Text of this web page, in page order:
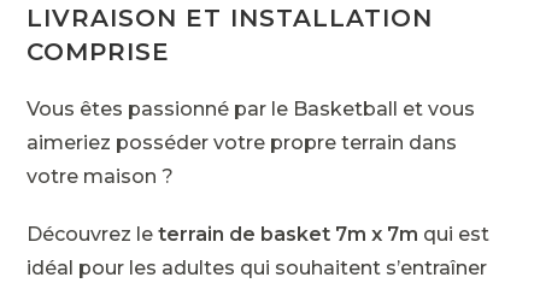
LIVRAISON ET INSTALLATION
COMPRISE
Vous êtes passionné par le Basketball et vous
aimeriez posséder votre propre terrain dans
votre maison ?
Découvrez leterrain de basket 7m x 7m qui est
idéal pour les adultes qui souhaitent s’entraîner